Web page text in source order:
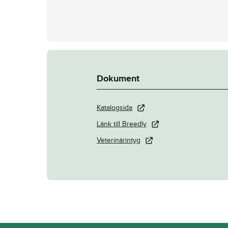
Dokument
Katalogsida
Länk till Breedly
Veterinärintyg